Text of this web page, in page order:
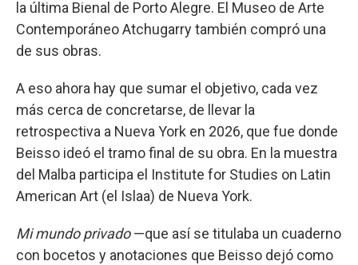
la última Bienal de Porto Alegre. El Museo de Arte
Contemporáneo Atchugarry también compró una
de sus obras.
A eso ahora hay que sumar el objetivo, cada vez
más cerca de concretarse, de llevar la
retrospectiva a Nueva York en 2026, que fue donde
Beisso ideó el tramo final de su obra. En la muestra
del Malba participa el Institute for Studies on Latin
American Art (el Islaa) de Nueva York.
Mi mundo privado—que así se titulaba un cuaderno
con bocetos y anotaciones que Beisso dejó como